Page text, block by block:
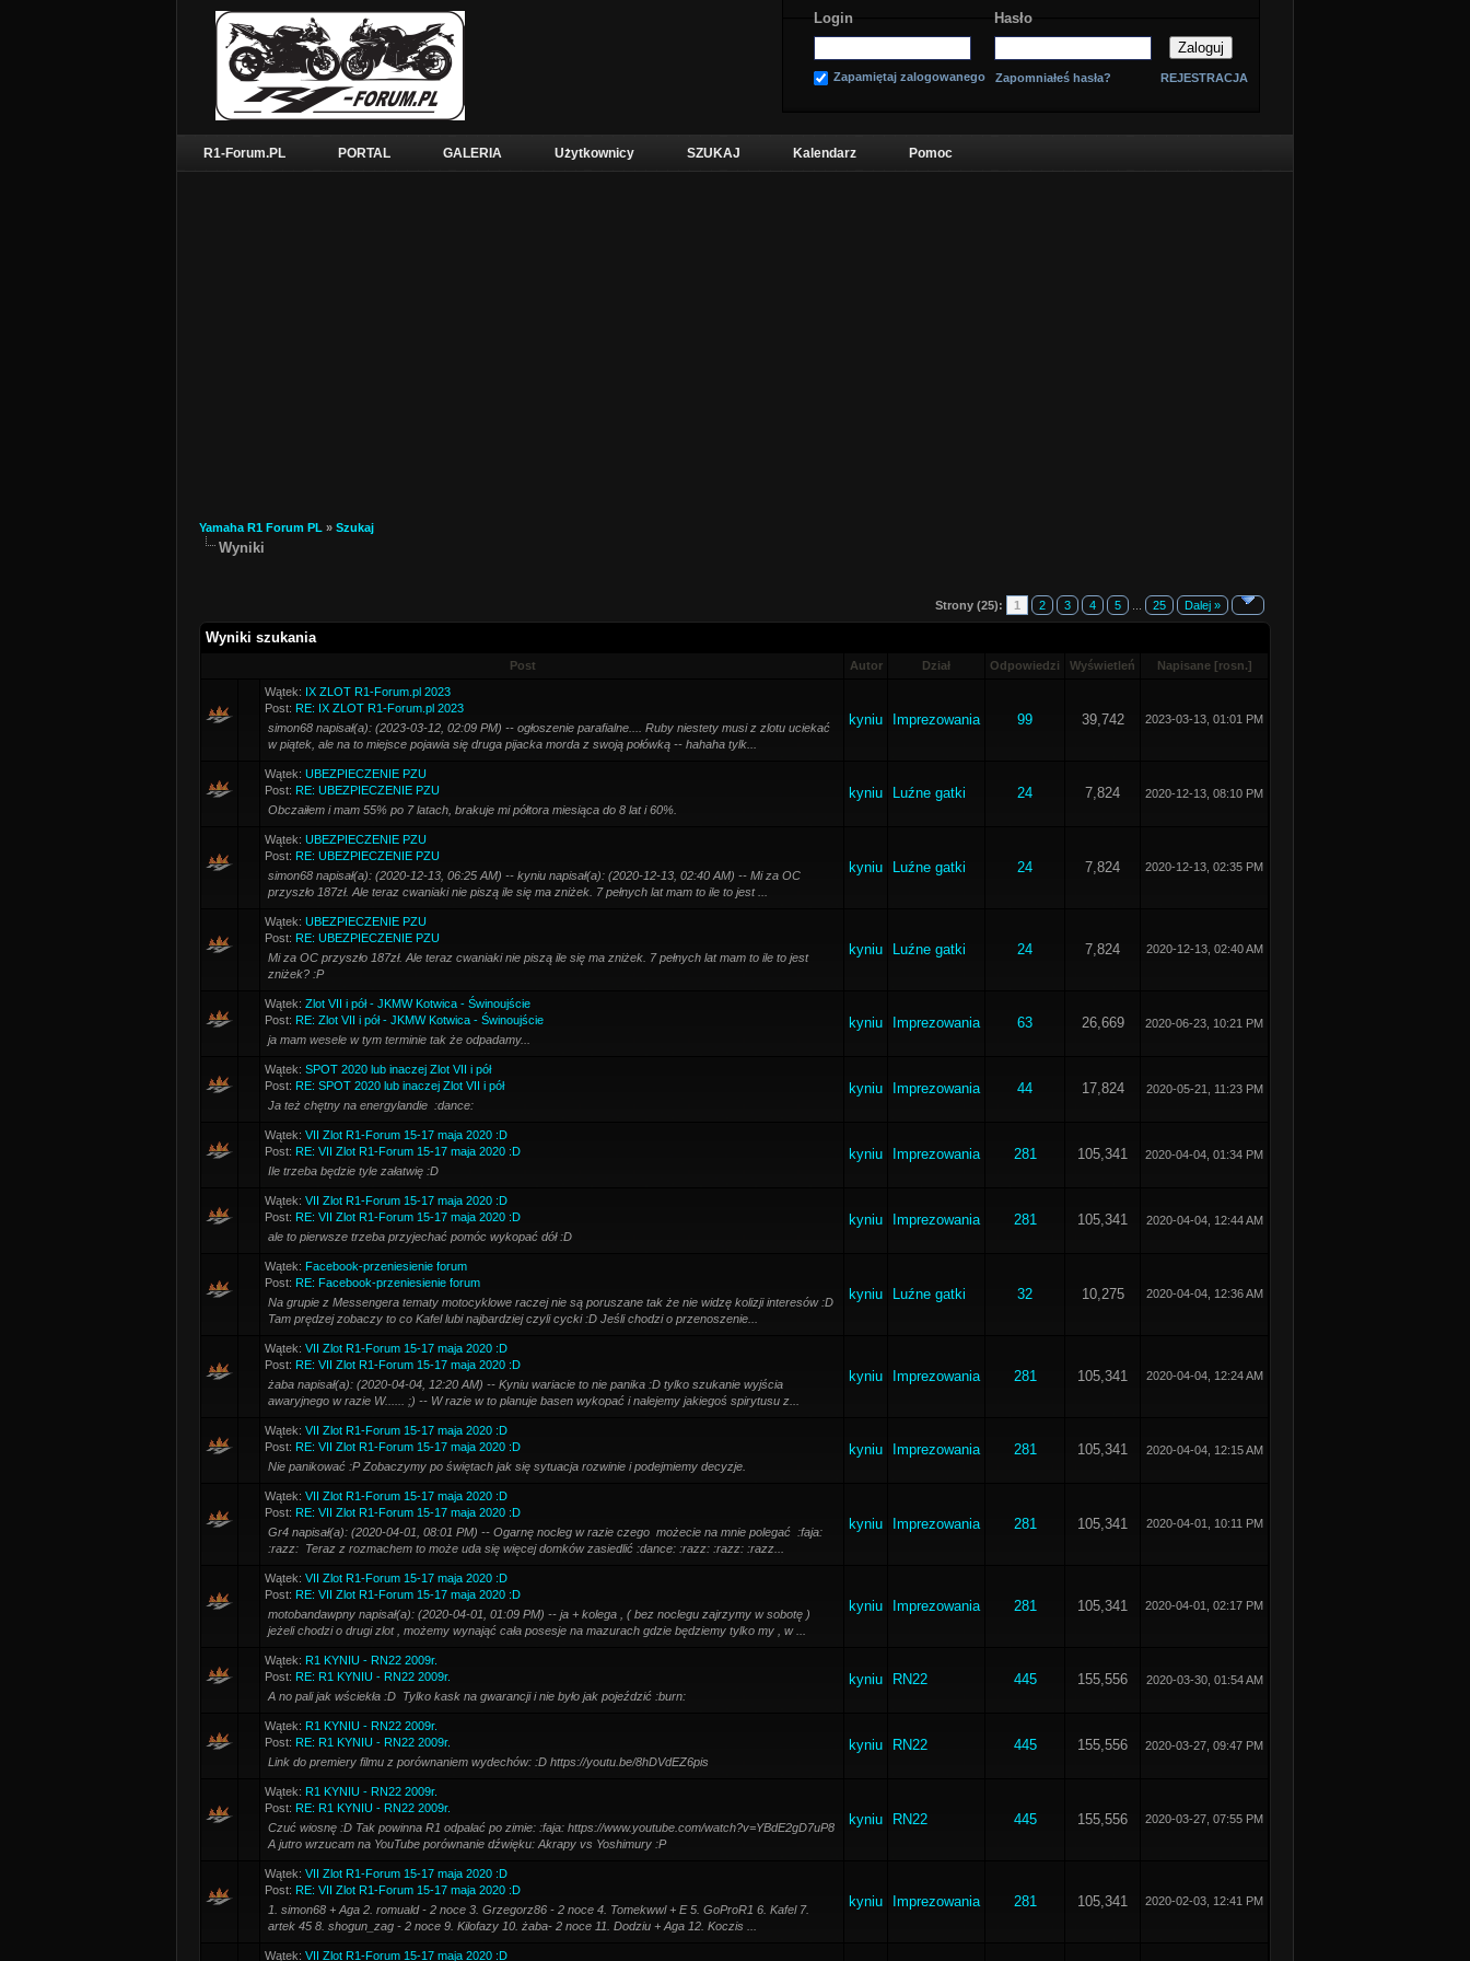
Login Hasło
Zapamiętaj zalogowanego Zapomniałeś hasła? REJESTRACJA
R1-Forum.PL PORTAL GALERIA Użytkownicy SZUKAJ Kalendarz Pomoc
Yamaha R1 Forum PL » Szukaj
Wyniki
Strony (25): 1 2 3 4 5 25 Dalej »
Wyniki szukania
Post Autor Dział Odpowiedzi Wyświetleń Napisane [rosn.]
Wątek: IX ZLOT R1-Forum.pl 2023
Post: RE: IX ZLOT R1-Forum.pl 2023
simon68 napisał(a): (2023-03-12, 02:09 PM) -- ogłoszenie parafialne.... Ruby niestety musi z zlotu uciekać
w piątek, ale na to miejsce pojawia się druga pijacka morda z swoją połówką -- hahaha tylk...
kyniu Imprezowania 99 39,742 2023-03-13, 01:01 PM
Wątek: UBEZPIECZENIE PZU
Post: RE: UBEZPIECZENIE PZU
Obczaiłem i mam 55% po 7 latach, brakuje mi półtora miesiąca do 8 lat i 60%.
kyniu Luźne gatki 24 7,824 2020-12-13, 08:10 PM
Wątek: UBEZPIECZENIE PZU
Post: RE: UBEZPIECZENIE PZU
simon68 napisał(a): (2020-12-13, 06:25 AM) -- kyniu napisał(a): (2020-12-13, 02:40 AM) -- Mi za OC
przyszło 187zł. Ale teraz cwaniaki nie piszą ile się ma zniżek. 7 pełnych lat mam to ile to jest ...
kyniu Luźne gatki 24 7,824 2020-12-13, 02:35 PM
Wątek: UBEZPIECZENIE PZU
Post: RE: UBEZPIECZENIE PZU
Mi za OC przyszło 187zł. Ale teraz cwaniaki nie piszą ile się ma zniżek. 7 pełnych lat mam to ile to jest
zniżek? :P
kyniu Luźne gatki 24 7,824 2020-12-13, 02:40 AM
Wątek: Zlot VII i pół - JKMW Kotwica - Świnoujście
Post: RE: Zlot VII i pół - JKMW Kotwica - Świnoujście
ja mam wesele w tym terminie tak że odpadamy...
kyniu Imprezowania 63 26,669 2020-06-23, 10:21 PM
Wątek: SPOT 2020 lub inaczej Zlot VII i pół
Post: RE: SPOT 2020 lub inaczej Zlot VII i pół
Ja też chętny na energylandie :dance:
kyniu Imprezowania 44 17,824 2020-05-21, 11:23 PM
Wątek: VII Zlot R1-Forum 15-17 maja 2020 :D
Post: RE: VII Zlot R1-Forum 15-17 maja 2020 :D
Ile trzeba będzie tyle załatwię :D
kyniu Imprezowania 281 105,341 2020-04-04, 01:34 PM
Wątek: VII Zlot R1-Forum 15-17 maja 2020 :D
Post: RE: VII Zlot R1-Forum 15-17 maja 2020 :D
ale to pierwsze trzeba przyjechać pomóc wykopać dół :D
kyniu Imprezowania 281 105,341 2020-04-04, 12:44 AM
Wątek: Facebook-przeniesienie forum
Post: RE: Facebook-przeniesienie forum
Na grupie z Messengera tematy motocyklowe raczej nie są poruszane tak że nie widzę kolizji interesów :D
Tam prędzej zobaczy to co Kafel lubi najbardziej czyli cycki :D Jeśli chodzi o przenoszenie...
kyniu Luźne gatki 32 10,275 2020-04-04, 12:36 AM
Wątek: VII Zlot R1-Forum 15-17 maja 2020 :D
Post: RE: VII Zlot R1-Forum 15-17 maja 2020 :D
żaba napisał(a): (2020-04-04, 12:20 AM) -- Kyniu wariacie to nie panika :D tylko szukanie wyjścia
awaryjnego w razie W...... ;) -- W razie w to planuje basen wykopać i nalejemy jakiegoś spirytusu z...
kyniu Imprezowania 281 105,341 2020-04-04, 12:24 AM
Wątek: VII Zlot R1-Forum 15-17 maja 2020 :D
Post: RE: VII Zlot R1-Forum 15-17 maja 2020 :D
Nie panikować :P Zobaczymy po świętach jak się sytuacja rozwinie i podejmiemy decyzje.
kyniu Imprezowania 281 105,341 2020-04-04, 12:15 AM
Wątek: VII Zlot R1-Forum 15-17 maja 2020 :D
Post: RE: VII Zlot R1-Forum 15-17 maja 2020 :D
Gr4 napisał(a): (2020-04-01, 08:01 PM) -- Ogarnę nocleg w razie czego możecie na mnie polegać :faja:
:razz: Teraz z rozmachem to może uda się więcej domków zasiedlić :dance: :razz: :razz: :razz...
kyniu Imprezowania 281 105,341 2020-04-01, 10:11 PM
Wątek: VII Zlot R1-Forum 15-17 maja 2020 :D
Post: RE: VII Zlot R1-Forum 15-17 maja 2020 :D
motobandawpny napisał(a): (2020-04-01, 01:09 PM) -- ja + kolega , ( bez noclegu zajrzymy w sobotę )
jeżeli chodzi o drugi zlot , możemy wynająć cała posesje na mazurach gdzie będziemy tylko my , w ...
kyniu Imprezowania 281 105,341 2020-04-01, 02:17 PM
Wątek: R1 KYNIU - RN22 2009r.
Post: RE: R1 KYNIU - RN22 2009r.
A no pali jak wściekła :D Tylko kask na gwarancji i nie było jak pojeździć :burn:
kyniu RN22 445 155,556 2020-03-30, 01:54 AM
Wątek: R1 KYNIU - RN22 2009r.
Post: RE: R1 KYNIU - RN22 2009r.
Link do premiery filmu z porównaniem wydechów: :D https://youtu.be/8hDVdEZ6pis
kyniu RN22 445 155,556 2020-03-27, 09:47 PM
Wątek: R1 KYNIU - RN22 2009r.
Post: RE: R1 KYNIU - RN22 2009r.
Czuć wiosnę :D Tak powinna R1 odpalać po zimie: :faja: https://www.youtube.com/watch?v=YBdE2gD7uP8
A jutro wrzucam na YouTube porównanie dźwięku: Akrapy vs Yoshimury :P
kyniu RN22 445 155,556 2020-03-27, 07:55 PM
Wątek: VII Zlot R1-Forum 15-17 maja 2020 :D
Post: RE: VII Zlot R1-Forum 15-17 maja 2020 :D
1. simon68 + Aga 2. romuald - 2 noce 3. Grzegorz86 - 2 noce 4. Tomekwwl + E 5. GoProR1 6. Kafel 7.
artek 45 8. shogun_zag - 2 noce 9. Kilofazy 10. żaba- 2 noce 11. Dodziu + Aga 12. Koczis ...
kyniu Imprezowania 281 105,341 2020-02-03, 12:41 PM
Wątek: VII Zlot R1-Forum 15-17 maja 2020 :D